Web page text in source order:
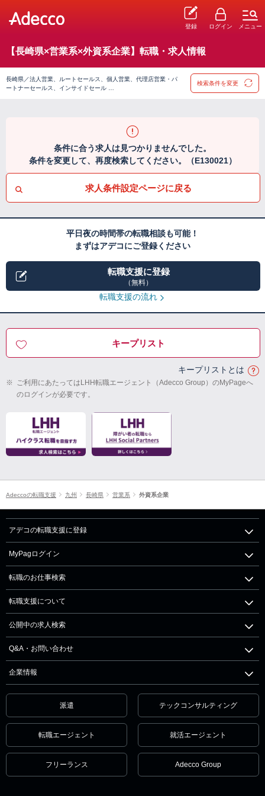
登録 ログイン メニュー
【長崎県×営業系×外資系企業】転職・求人情報
長崎県／法人営業、ルートセールス、個人営業、代理店営業・パ
ートナーセールス、インサイドセール …
検索条件を変更
条件に合う求人は見つかりませんでした。
条件を変更して、再度検索してください。（E130021）
求人条件設定ページに戻る
平日夜の時間帯の転職相談も可能！
まずはアデコにご登録ください
転職支援に登録
（無料）
転職支援の流れ
キープリスト
キープリストとは
※ ご利用にあたってはLHH転職エージェント（Adecco Group）のMyPageへ
のログインが必要です。
Adeccoの転職支援 九州 長崎県 営業系 外資系企業
アデコの転職支援に登録
MyPagログイン
転職のお仕事検索
転職支援について
公開中の求人検索
Q&A・お問い合わせ
企業情報
派遣 テックコンサルティング
転職エージェント 就活エージェント
フリーランス Adecco Group